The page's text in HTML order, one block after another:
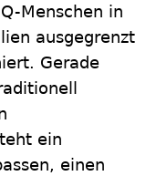
Menschen in
ausgegrenzt
Gerade
ein
einen